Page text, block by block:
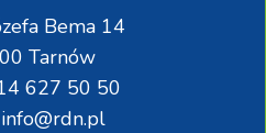
Bema 14
Tarnów
627 50 50